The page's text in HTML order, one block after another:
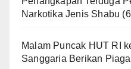
Narkotika Jenis Shabu
Malam Puncak HUT RI
Sanggaria Berikan